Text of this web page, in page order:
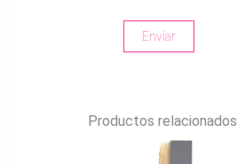
Productos relacionados